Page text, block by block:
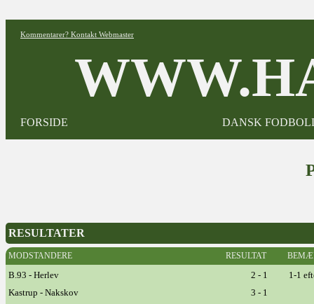
Kommentarer? Kontakt Webmaster
FORSIDE DANSK
RESULTATER
MODSTANDERE RESULTAT
B.93 - Herlev 2 - 1
1-1
Kastrup - Nakskov
3 - 1